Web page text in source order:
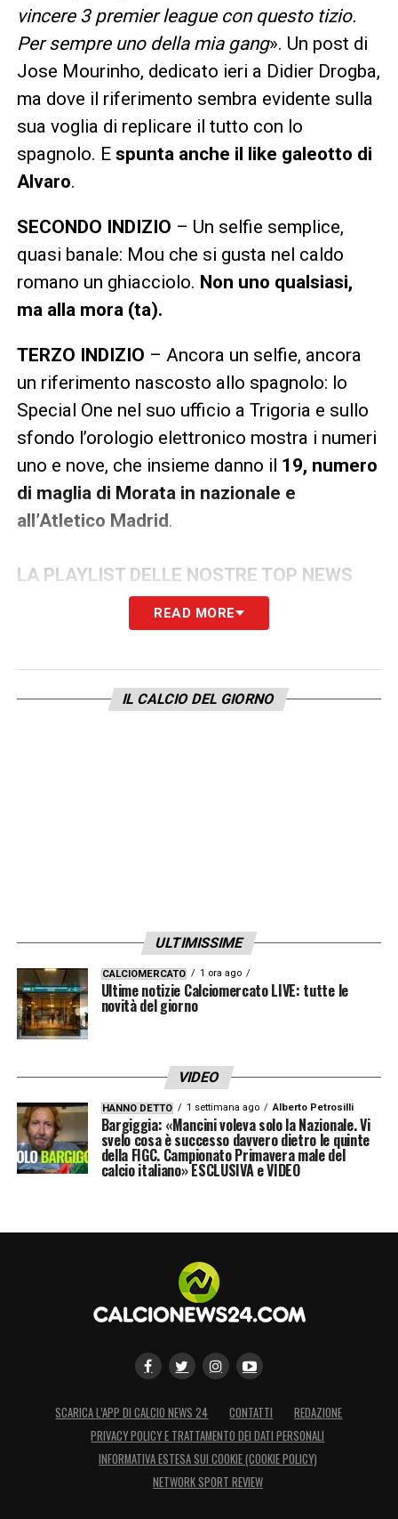
vincere 3 premier league con questo tizio.
Per sempre uno della mia gang». Un post di
Jose Mourinho, dedicato ieri a Didier Drogba,
ma dove il riferimento sembra evidente sulla
sua voglia di replicare il tutto con lo
spagnolo. E spunta anche il like galeotto di
Alvaro.
SECONDO INDIZIO – Un selfie semplice,
quasi banale: Mou che si gusta nel caldo
romano un ghiacciolo. Non uno qualsiasi,
ma alla mora (ta).
TERZO INDIZIO – Ancora un selfie, ancora
un riferimento nascosto allo spagnolo: lo
Special One nel suo ufficio a Trigoria e sullo
sfondo l’orologio elettronico mostra i numeri
uno e nove, che insieme danno il 19, numero
di maglia di Morata in nazionale e
all’Atletico Madrid.
LA PLAYLIST DELLE NOSTRE TOP NEWS
READ MORE
IL CALCIO DEL GIORNO
ULTIMISSIME
CALCIOMERCATO 1 ora ago
Ultime notizie Calciomercato LIVE: tutte le
novità del giorno
VIDEO
HANNO DETTO 1 settimana ago Alberto Petrosilli
Bargiggia: «Mancini voleva solo la Nazionale. Vi
svelo cosa è successo davvero dietro le quinte
della FIGC. Campionato Primavera male del
calcio italiano» ESCLUSIVA e VIDEO
SCARICA L’APP DI CALCIO NEWS 24 CONTATTI
REDAZIONE
PRIVACY POLICY E TRATTAMENTO DEI DATI PERSONALI
INFORMATIVA ESTESA SUI COOKIE (COOKIE POLICY)
NETWORK SPORT REVIEW